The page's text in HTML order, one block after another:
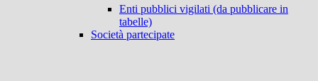
Enti pubblici vigilati (da pubblicare in
tabelle)
Società partecipate